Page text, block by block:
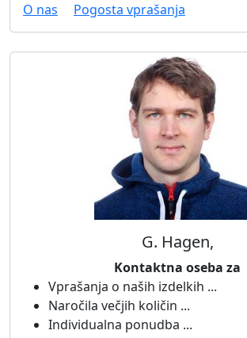
O nas
Pogosta vprašanja
G. Hagen,
Kontaktna oseba za
Vprašanja o naših izdelkih ...
Naročila večjih količin ...
Individualna ponudba ...